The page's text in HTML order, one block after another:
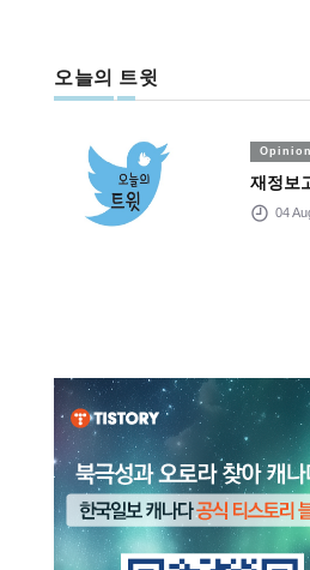
오늘의 트윗
Opinion
재정보
04